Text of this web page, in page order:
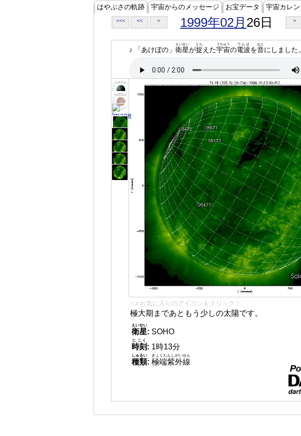
はやぶさの軌跡 宇宙からのメッセージ お宝データ 宇宙カレ
<<< << < 1999年02月 26日 >
♪ 「あけぼの」 衛星
えいせい
が捉
とら
えた宇宙
うちゅう
の電波
でんぱ
を音
おと
にしました。
👈 お気に入りのアイコンをクリック！
極大期まであともう少しの太陽です。
衛星
えいせい
: SOHO
時刻
じこく
: 1時13分
種類
しゅるい
: 極端紫外線
きょくたんしがいせん